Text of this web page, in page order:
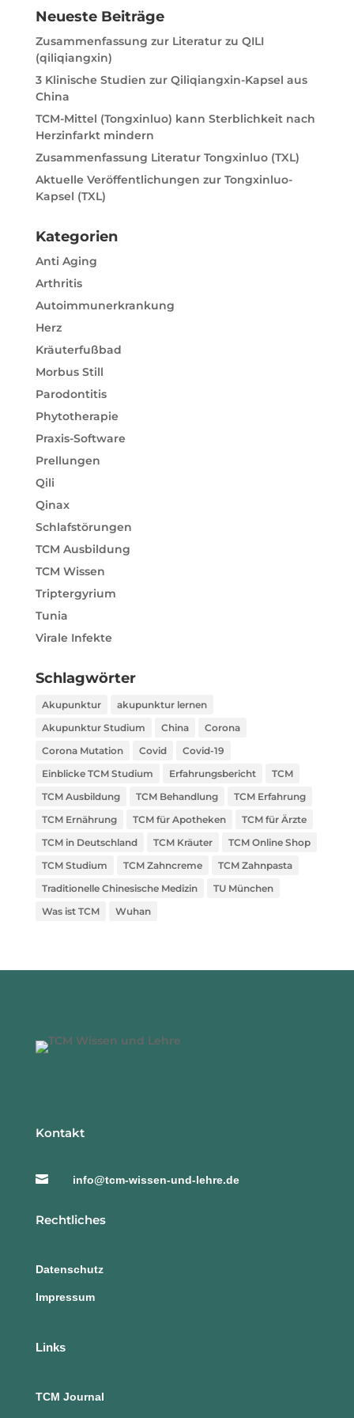
a
t
i
v
e
Neueste Beiträge
Zusammenfassung zur Literatur zu QILI
(qiliqiangxin)
3 Klinische Studien zur Qiliqiangxin-Kapsel aus
China
TCM-Mittel (Tongxinluo) kann Sterblichkeit nach
Herzinfarkt mindern
Zusammenfassung Literatur Tongxinluo (TXL)
Aktuelle Veröffentlichungen zur Tongxinluo-
Kapsel (TXL)
Kategorien
Anti Aging
Arthritis
Autoimmunerkrankung
Herz
Kräuterfußbad
Morbus Still
Parodontitis
Phytotherapie
Praxis-Software
Prellungen
Qili
Qinax
Schlafstörungen
TCM Ausbildung
TCM Wissen
Triptergyrium
Tunia
Virale Infekte
Schlagwörter
Akupunktur
akupunktur lernen
Akupunktur Studium
China
Corona
Corona Mutation
Covid
Covid-19
Einblicke TCM Studium
Erfahrungsbericht
TCM
TCM Ausbildung
TCM Behandlung
TCM Erfahrung
TCM Ernährung
TCM für Apotheken
TCM für Ärzte
TCM in Deutschland
TCM Kräuter
TCM Online Shop
TCM Studium
TCM Zahncreme
TCM Zahnpasta
Traditionelle Chinesische Medizin
TU München
Was ist TCM
Wuhan
Kontakt
 info@tcm-wissen-und-lehre.de
Rechtliches
Datenschutz
Impressum
Links
TCM Journal